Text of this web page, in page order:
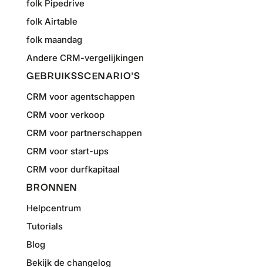
folk Pipedrive
folk Airtable
folk maandag
Andere CRM-vergelijkingen
GEBRUIKSSCENARIO'S
CRM voor agentschappen
CRM voor verkoop
CRM voor partnerschappen
CRM voor start-ups
CRM voor durfkapitaal
BRONNEN
Helpcentrum
Tutorials
Blog
Bekijk de changelog